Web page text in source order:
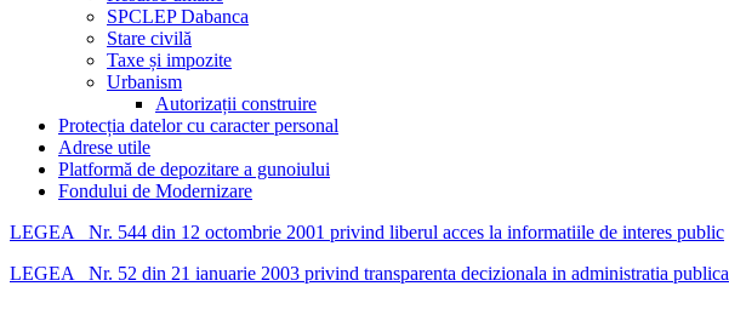
SPCLEP Dabanca
Stare civilă
Taxe și impozite
Urbanism
Autorizații construire
Protecția datelor cu caracter personal
Adrese utile
Platformă de depozitare a gunoiului
Fondului de Modernizare
LEGEA Nr. 544 din 12 octombrie 2001 privind liberul acces la informatiile de interes public
LEGEA Nr. 52 din 21 ianuarie 2003 privind transparenta decizionala in administratia publica